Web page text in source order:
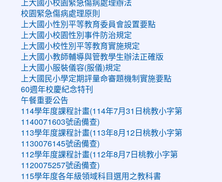
上大國小校園緊急傷病處理辦法
校園緊急傷病處理原則
上大國小性別平等教育委員會設置要點
上大國小校園性別事件防治規定
上大國小校性別平等教育實施規定
上大國小教師輔導與管教學生辦法正確版
上大國小服裝儀容(服儀)規定
上大國民小學定期評量命審題機制實施要點
60週年校慶紀念特刊
午餐重要公告
114學年度課程計畫(114年7月31日桃教小字第
1140071603號函備查)
113學年度課程計畫(113年8月12日桃教小字第
1130076145號函備查)
112學年度課程計畫(112年8月7日桃教小字第
1120075257號函備查)
115學年度各年級領域科目選用之教科書